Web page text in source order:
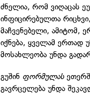
ძნელია, რომ ვიღაცას
ინფიცირებულთა
მაჩვენებელი, ამიტომ,
იქნება, ყველამ ერთად
მოსახლეობა უნდა
გუშინ ფორმულას
გავრცელება უნდა